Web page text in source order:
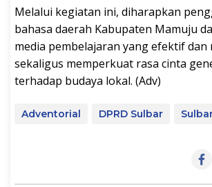
Melalui kegiatan ini, diharapkan
bahasa daerah Kabupaten Mamuju
media pembelajaran yang efektif dan
sekaligus memperkuat rasa cinta
terhadap budaya lokal. (Adv)
Adventorial DPRD Sulbar